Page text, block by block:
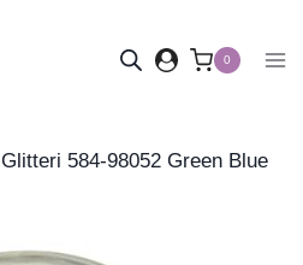
0
Glitteri 584-98052 Green Blue